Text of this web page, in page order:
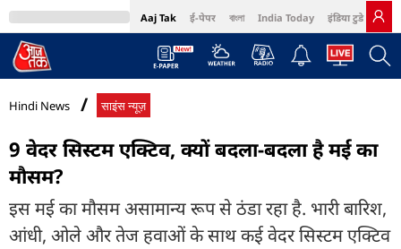
Aaj Tak ई-पेपर বাংলা India Today इंडिया टुडे हिंदी
MumbaiTak Cosmopolitan Harper's Bazaar Northeast
Hindi News साइंस न्यूज़
9 वेदर सिस्टम एक्टिव, क्यों बदला-बदला है मई का
मौसम?
इस मई का मौसम असामान्य रूप से ठंडा रहा है. भारी बारिश,
आंधी, ओले और तेज हवाओं के साथ कई वेदर सिस्टम एक्टिव